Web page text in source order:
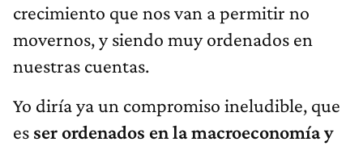
crecimiento que nos van a permitir no
movernos, y siendo muy ordenados en
nuestras cuentas.
Yo diría ya un compromiso ineludible, que
es ser ordenados en la macroeconomía y